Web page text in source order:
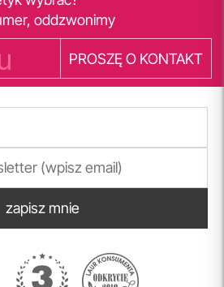
oddzwonimy
PROSZĘ O KONTAKT
zapisz mnie